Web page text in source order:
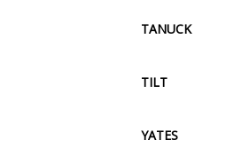
TANUCK
TILT
YATES